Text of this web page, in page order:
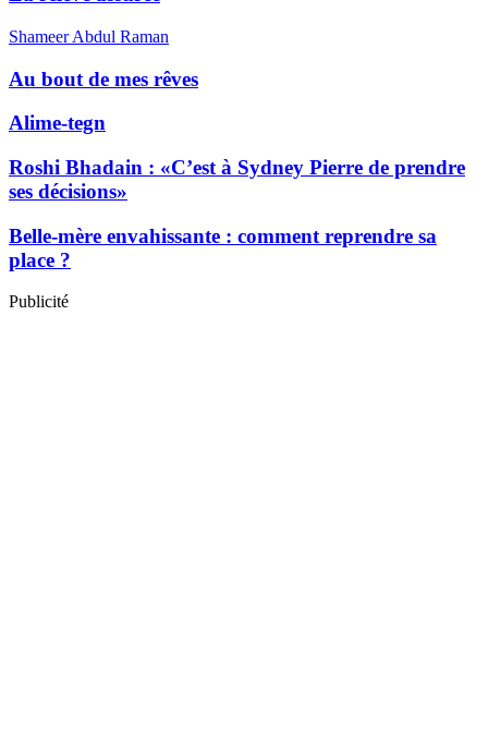
Shameer Abdul Raman
Au bout de mes rêves
Alime-tegn
Roshi Bhadain : «C’est à Sydney Pierre de prendre
ses décisions»
Belle-mère envahissante : comment reprendre sa
place ?
Publicité